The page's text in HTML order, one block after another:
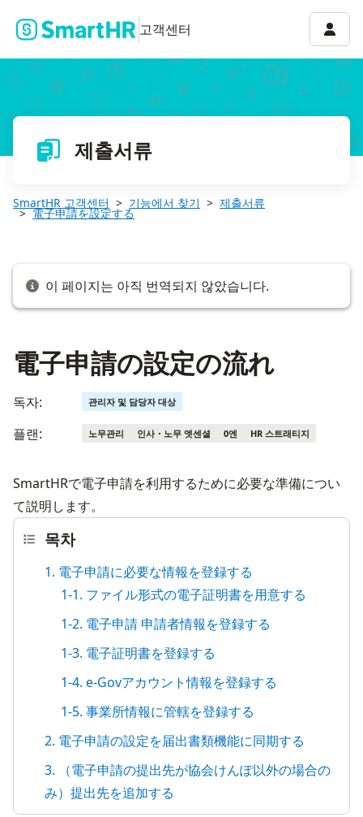
고객센터 계정
제출서류
SmartHR 고객센터 기능에서 찾기 제출서류
電子申請を設定する
이 페이지는 아직 번역되지 않았습니다.
電子申請の設定の流れ
독자: 관리자 및 담당자 대상
플랜: 노무관리 인사・노무 엣센셜 0엔 HR 스트래티지
SmartHRで電子申請を利用するために必要な準備につい
て説明します。
목차
1. 電子申請に必要な情報を登録する
1-1. ファイル形式の電子証明書を用意する
1-2. 電子申請 申請者情報を登録する
1-3. 電子証明書を登録する
1-4. e-Govアカウント情報を登録する
1-5. 事業所情報に管轄を登録する
2. 電子申請の設定を届出書類機能に同期する
3. （電子申請の提出先が協会けんぽ以外の場合の
み）提出先を追加する